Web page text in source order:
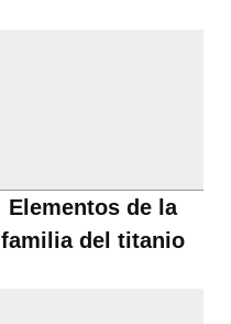
Elementos de la
familia del titanio